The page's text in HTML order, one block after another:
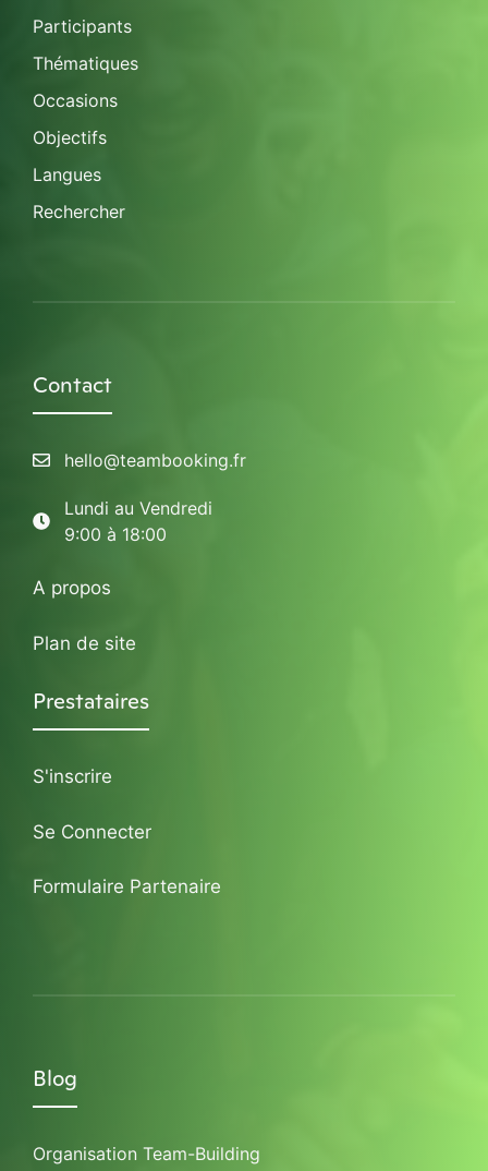
Participants
Thématiques
Occasions
Objectifs
Langues
Rechercher
Contact
hello@teambooking.fr
Lundi au Vendredi
9:00 à 18:00
A propos
Plan de site
Prestataires
S'inscrire
Se Connecter
Formulaire Partenaire
Blog
Organisation Team-Building